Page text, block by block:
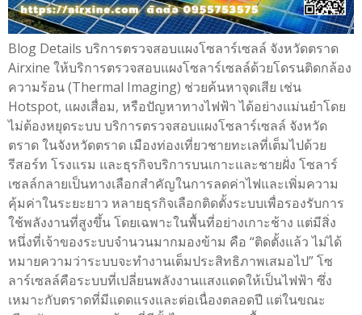
Blog Details บริการตรวจสอบแผงโซลาร์เซลล์ จังหวัดตราด
Airxine ให้บริการตรวจสอบแผงโซลาร์เซลล์ด้วยโดรนติดกล้อง
ความร้อน (Thermal Imaging) ช่วยค้นหาจุดเสีย เช่น
Hotspot, แผงเสื่อม, หรือปัญหาทางไฟฟ้า ได้อย่างแม่นยำโดย
ไม่ต้องหยุดระบบ บริการตรวจสอบแผงโซลาร์เซลล์ จังหวัด
ตราด ในจังหวัดตราด เมืองท่องเที่ยวชายทะเลที่เต็มไปด้วย
รีสอร์ท โรงแรม และธุรกิจบริการบนเกาะและชายฝั่ง โซลาร์
เซลล์กลายเป็นทางเลือกสำคัญในการลดค่าไฟและเพิ่มความ
คุ้มค่าในระยะยาว หลายธุรกิจเลือกติดตั้งระบบเพื่อรองรับการ
ใช้พลังงานที่สูงขึ้น โดยเฉพาะในพื้นที่อย่างเกาะช้าง แต่มีสิ่ง
หนึ่งที่เจ้าของระบบจำนวนมากมองข้าม คือ “ติดตั้งแล้ว ไม่ได้
หมายความว่าระบบจะทำงานเต็มประสิทธิภาพเสมอไป” โซ
ลาร์เซลล์คือระบบที่เปลี่ยนพลังงานแสงแดดให้เป็นไฟฟ้า ซึ่ง
เหมาะกับตราดที่มีแดดแรงและต่อเนื่องตลอดปี แต่ในขณะ